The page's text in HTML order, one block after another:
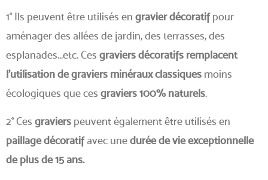
1° Ils peuvent être utilisés en gravier décoratifpour
aménager des allées de jardin, des terrasses, des
esplanades...etc. Ces graviers décoratifs remplacent
l'utilisation de graviers minéraux classiques moins
écologiques que ces graviers 100% naturels.
2° Ces graviers peuvent également être utilisés en
paillage décoratifavec unedurée de vie exceptionnelle
de plus de 15 ans.